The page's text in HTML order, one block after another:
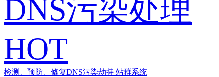
DNS污染处理
HOT
检测、预防、修复DNS污染劫持 站群系统